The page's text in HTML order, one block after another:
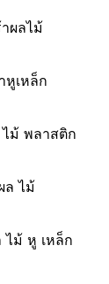
ผลไม้
หูเหล็ก
ม้ พลาสติก
ล ไม้
ไม้ หู เหล็ก